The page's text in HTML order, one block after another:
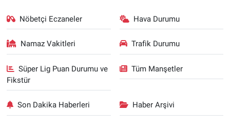
Nöbetçi Eczaneler Hava Durumu
Namaz Vakitleri Trafik Durumu
Süper Lig Puan Durumu ve
Fikstür
Tüm Manşetler
Son Dakika Haberleri Haber Arşivi